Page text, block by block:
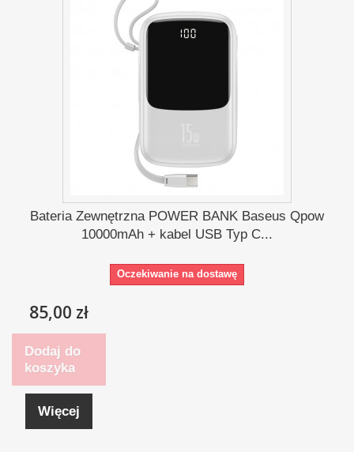
Bateria Zewnętrzna POWER BANK Baseus Qpow
10000mAh + kabel USB Typ C...
Oczekiwanie na dostawę
85,00 zł
Dodaj do
koszyka
Więcej